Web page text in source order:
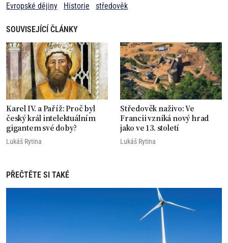
Evropské dějiny
Historie středověk
SOUVISEJÍCÍ ČLÁNKY
Karel IV. a Paříž: Proč byl
český král intelektuálním
gigantem své doby?
Lukáš Rytina
Středověk naživo: Ve
Francii vzniká nový hrad
jako ve 13. století
Lukáš Rytina
PŘEČTĚTE SI TAKÉ